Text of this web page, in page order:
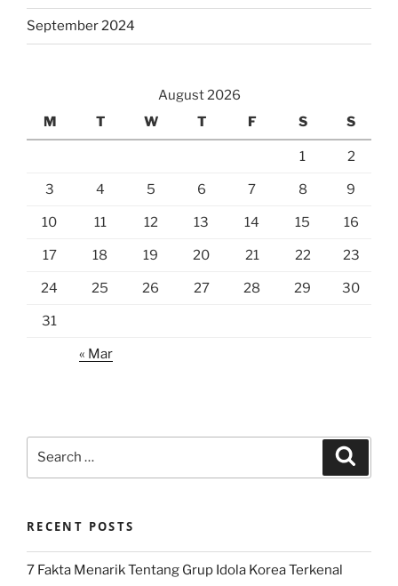
September 2024
August 2026
M
T W T F S S
1 2
3 4 5 6 7 8 9
10 11 12 13 14 15 16
17 18 19 20 21 22 23
24 25 26 27 28 29 30
31
« Mar
RECENT POSTS
7 Fakta Menarik Tentang Grup Idola Korea Terkenal